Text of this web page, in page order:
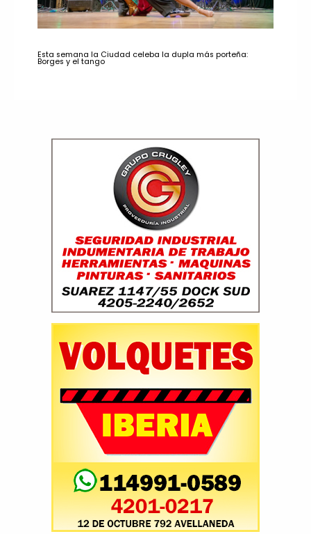
Esta semana la Ciudad celeba la dupla más porteña:
Borges y el tango